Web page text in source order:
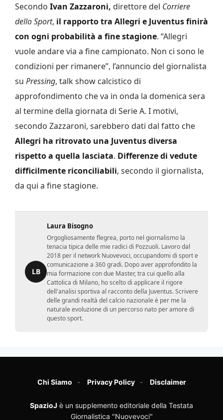
Secondo Ivan Zazzaroni, direttore del Corriere
dello Sport, il rapporto tra Allegri e Juventus finirà
con ogni probabilità a fine stagione. “Allegri
vuole andare via a fine campionato. Non ci sono le
condizioni per rimanere”, l’annuncio del giornalista
su Pressing, talk show calcistico di
approfondimento che va in onda la domenica sera
al termine della giornata di Serie A. I motivi,
secondo Zazzaroni, sarebbero dati dal fatto che
Allegri ha ritrovato una Juventus diversa
rispetto a quella lasciata. Differenze di vedute
difficilmente riconciliabili, secondo il giornalista,
da qui a fine stagione.
LB
Laura Bisogno
Orgogliosamente flegrea, porto nel giornalismo la
tenacia tipica delle mie radici di Pozzuoli. Lavoro dal
2018 per il network Nuovevoci, occupandomi di sport e
comunicazione a 360 gradi. Dopo aver approfondito la
mia formazione con due Master, tra cui quello alla
Cattolica di Milano, ho scelto di applicare il rigore
dell'analisi sportiva al racconto della Juventus. Scrivere
delle grandi realtà del calcio nazionale è per me la
naturale evoluzione di un percorso nato per amore di
questo sport.
Chi Siamo Privacy Policy Disclaimer
SpazioJ è un supplemento editoriale della Testata
Giornalistica "Nuovevoci"